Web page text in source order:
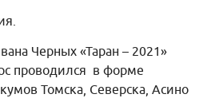
Черных «Таран – 2021»
проводился в форме
Томска, Северска, Асино